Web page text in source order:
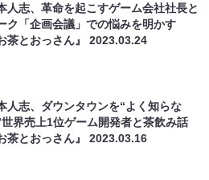
人志、革命を起こすゲーム会社社長と
ク「企画会議」での悩みを明かす
お茶とおっさん』2023.03.24
人志、ダウンタウンを“よく知らな
世界売上1位ゲーム開発者と茶飲み話
お茶とおっさん』2023.03.16